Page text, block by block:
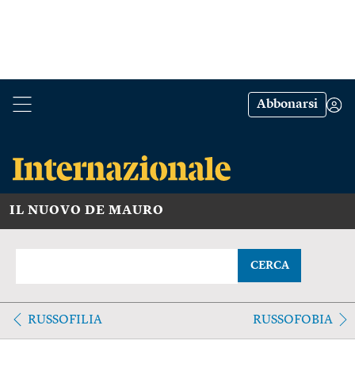
Abbonarsi
IL NUOVO DE MAURO
CERCA
RUSSOFILIA RUSSOFOBIA